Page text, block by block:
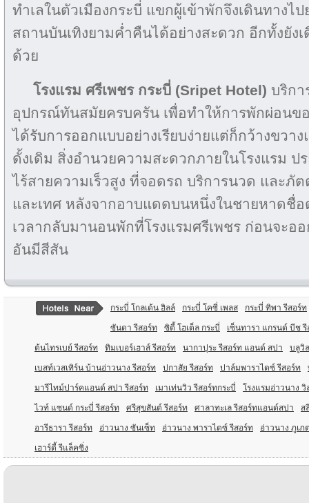
ทำเลในตัวเมืองกระบี่ แขกผู้เข้าพักจึงเดินทาง
สถานบันเทิงยามค่ำคืนได้อย่างสะดวก อีกทั้งยัง
ด้วย
โรงแรม ศรีเพชร กระบี่ (Sripet Hotel) บริก
อุปกรณ์ทันสมัยครบครัน เพื่อทำให้การพักผ่อนข
ได้รับการออกแบบอย่างเรียบง่ายแต่ก็กว้างขวา
ดั้งเดิม สิ่งอำนวยความสะดวกภายในโรงแรม ป
ไร้สายความเร็วสูง ที่จอดรถ บริการนวด และภั
และเทศ หลังจากอาบแดดบนหนึ่งในชายหาดชื่
เวลากลับมานอนพักที่โรงแรมศรีเพชร ก่อนจะอ
อันมีสีสัน
กระบี่ โกลเด้น ฮิลล์ กระบี่ โคซี่ เพลส กระบี่ ทิพา รีสอร์ท
ซันดา รีสอร์ท ซิตี้ โฮเต็ล กระบี่ เซ็นทารา แกรนด์ บีช
ต้นไทรเบย์ รีสอร์ท ทิมเบอร์เฮาส์ รีสอร์ท นากาปุระ รีสอร์ท แอนด์ สปา บลูวิ
เบสท์เวสเทิร์น บ้านอ่าวนาง รีสอร์ท ปกาสัย รีสอร์ท ปาล์มพาราไดซ์ รีสอร์ท
มารีไทม์ปาร์คแอนด์ สปา รีสอร์ท เมาเท่นวิว รีสอร์ทกระบี่ โรงแรมอ่าวนาง วิ
ไวท์ แซนด์ กระบี่ รีสอร์ท ศรีสุขสันต์ รีสอร์ท ศาลาทะเล รีสอร์ทแอนด์สปา ส
อารีธารา รีสอร์ท อ่าวนาง ซันเซ็ท อ่าวนาง พาราไดซ์ รีสอร์ท อ่าวนาง ภูเภ
เฮาร์ดี้ รีแล็คซิ่ง